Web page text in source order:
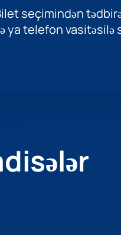
seçimindən
ya telefon vasitəsilə